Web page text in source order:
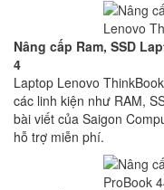
Nâng cấp Ram, SSD
4
Laptop Lenovo
các linh kiện như RAM,
bài viết của Saigon
hỗ trợ miễn phí.